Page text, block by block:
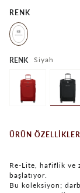
RENK
RENK Siyah
ÜRÜN
Re-Lite, hafiflik ve
başlatıyor.
Bu koleksiyon;